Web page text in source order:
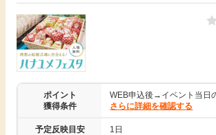
高還元
無料
即日還元
エンタメ
クレジットカード
暮らし
ポイント
獲得条件
WEB申込後→イベント当日
さらに詳細を確認する
予定反映目安 1日